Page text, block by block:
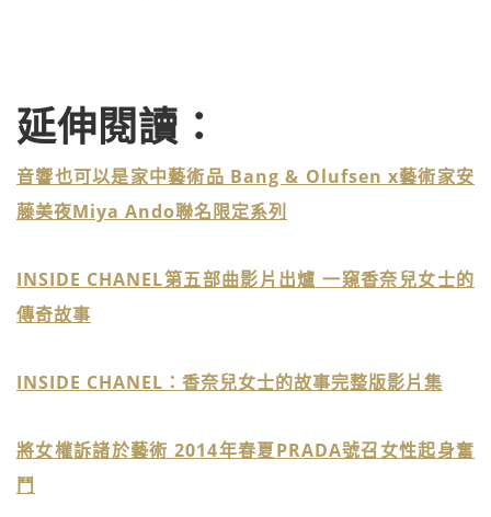
延伸閱讀：
音響也可以是家中藝術品 Bang & Olufsen x藝術家安
藤美夜Miya Ando聯名限定系列
INSIDE CHANEL第五部曲影片出爐 一窺香奈兒女士的
傳奇故事
INSIDE CHANEL：香奈兒女士的故事完整版影片集
將女權訴諸於藝術 2014年春夏PRADA號召女性起身奮
鬥